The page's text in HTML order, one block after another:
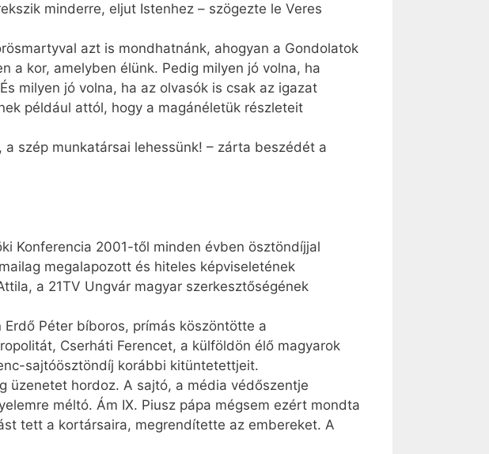
minderre, eljut Istenhez – szögezte le Veres
azt is mondhatnánk, ahogyan a Gondolatok
a kor, amelyben élünk. Pedig milyen jó volna, ha
milyen jó volna, ha az olvasók is csak az igazat
például attól, hogy a magánéletük részleteit
szép munkatársai lehessünk! – zárta beszédét a
Konferencia 2001-től minden évben ösztöndíjjal
megalapozott és hiteles képviseletének
a 21TV Ungvár magyar szerkesztőségének
Péter bíboros, prímás köszöntötte a
Cserháti Ferencet, a külföldön élő magyarok
sajtóösztöndíj korábbi kitüntetettjeit.
üzenetet hordoz. A sajtó, a média védőszentje
méltó. Ám IX. Piusz pápa mégsem ezért mondta
tett a kortársaira, megrendítette az embereket. A